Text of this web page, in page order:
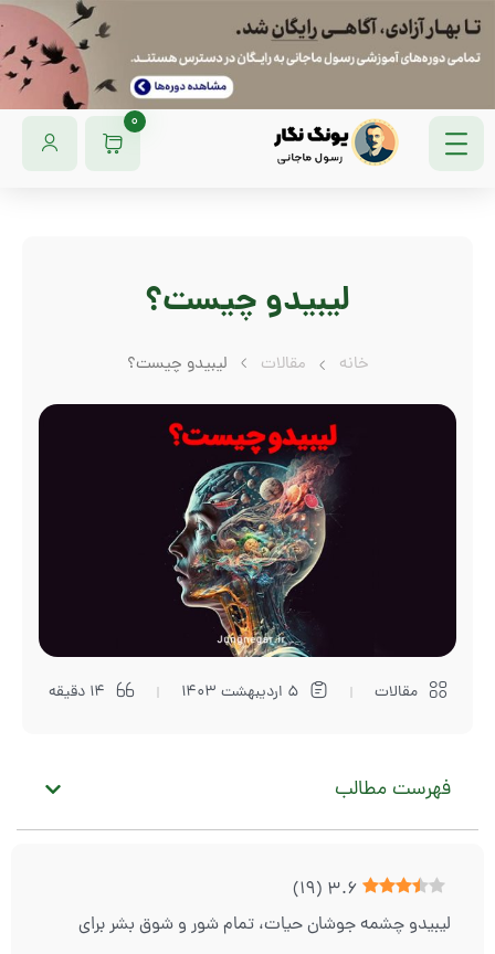
0
لیبیدو چیست؟
خانه مقالات لیبیدو چیست؟
مقالات 5 اردیبهشت 1403 14 دقیقه
فهرست مطالب
3.6
(
19
)
لیبیدو چشمه جوشان حیات، تمام شور و شوق بشر برای